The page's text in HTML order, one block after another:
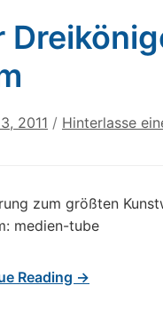
2011 / Hinterlasse
zum größten
medien-tube
Reading →